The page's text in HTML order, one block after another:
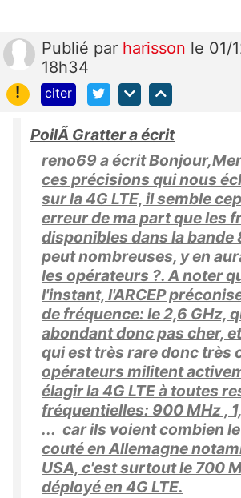
Publié par harisson le 01/
18h34
!
citer
PoilÃ Gratter a écrit
reno69 a écrit
ces précisions qui nous
sur la 4G LTE, il semble
erreur de ma part que les
disponibles dans la bande
peut nombreuses, y en
les opérateurs ?. A noter
l'instant, l'ARCEP
de fréquence: le 2,6 GHz,
abondant donc pas cher,
qui est très rare donc très
opérateurs militent
élagir la 4G LTE à toutes
fréquentielles: 900 MHz ,
... car ils voient combien
couté en Allemagne
USA, c'est surtout le 700
déployé en 4G LTE.